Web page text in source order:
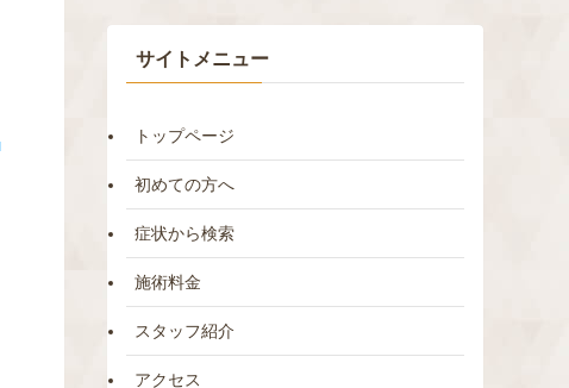
サイトメニュー
トップページ
初めての方へ
症状から検索
施術料金
スタッフ紹介
アクセス